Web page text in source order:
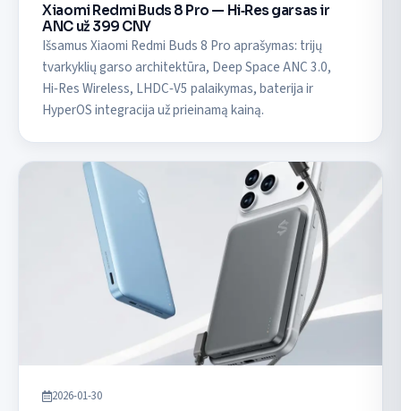
Xiaomi Redmi Buds 8 Pro — Hi‑Res garsas ir
ANC už 399 CNY
Išsamus Xiaomi Redmi Buds 8 Pro aprašymas: trijų
tvarkyklių garso architektūra, Deep Space ANC 3.0,
Hi‑Res Wireless, LHDC‑V5 palaikymas, baterija ir
HyperOS integracija už prieinamą kainą.
2026-01-30